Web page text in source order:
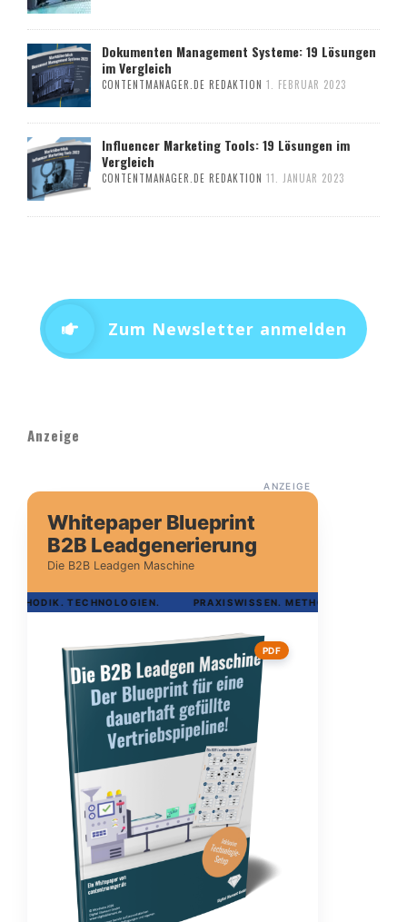
Dokumenten Management Systeme: 19 Lösungen
im Vergleich
CONTENTMANAGER.DE REDAKTION 1. FEBRUAR 2023
Influencer Marketing Tools: 19 Lösungen im
Vergleich
CONTENTMANAGER.DE REDAKTION 11. JANUAR 2023
Zum Newsletter anmelden
Anzeige